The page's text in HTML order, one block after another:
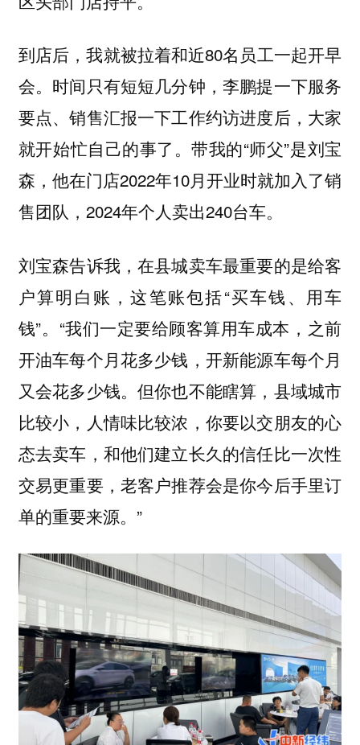
到店后，我就被拉着和近80名员工一起开早
会。时间只有短短几分钟，李鹏提一下服务
要点、销售汇报一下工作约访进度后，大家
就开始忙自己的事了。带我的“师父”是刘宝
森，他在门店2022年10月开业时就加入了销
售团队，2024年个人卖出240台车。
刘宝森告诉我，在县城卖车最重要的是给客
户算明白账，这笔账包括“买车钱、用车
钱”。“我们一定要给顾客算用车成本，之前
开油车每个月花多少钱，开新能源车每个月
又会花多少钱。但你也不能瞎算，县域城市
比较小，人情味比较浓，你要以交朋友的心
态去卖车，和他们建立长久的信任比一次性
交易更重要，老客户推荐会是你今后手里订
单的重要来源。”